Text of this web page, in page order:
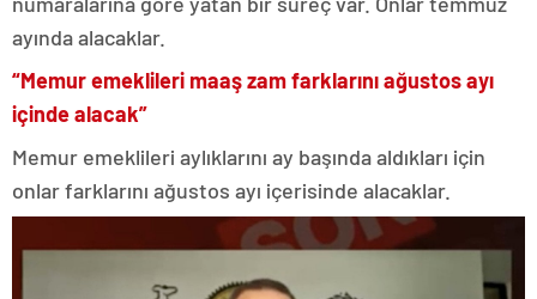
ayında alacaklar.
“Memur emeklileri maaş zam farklarını ağustos ayı
içinde alacak”
Memur emeklileri aylıklarını ay başında aldıkları için
onlar farklarını ağustos ayı içerisinde alacaklar.